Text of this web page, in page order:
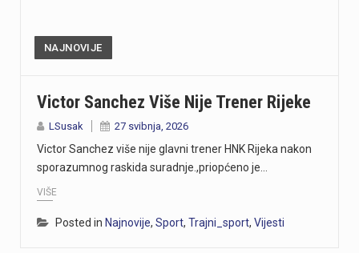
NAJNOVIJE
Victor Sanchez Više Nije Trener Rijeke
LSusak 27 svibnja, 2026
Victor Sanchez više nije glavni trener HNK Rijeka nakon
sporazumnog raskida suradnje.,priopćeno je…
VIŠE
Posted in Najnovije, Sport, Trajni_sport, Vijesti